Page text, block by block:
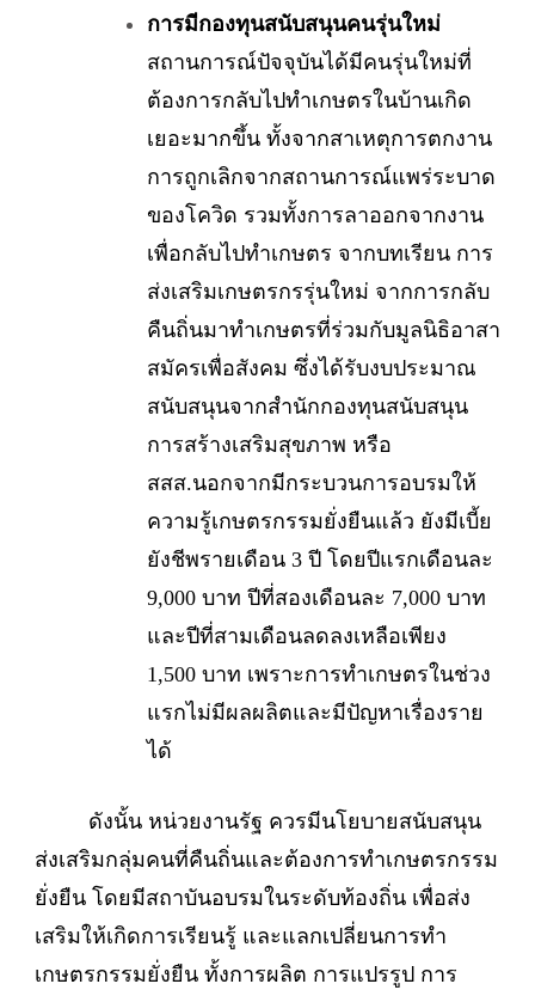
การมีกองทุนสนับสนุนคนรุ่นใหม่
สถานการณ์ปัจจุบันได้มีคนรุ่นใหม่ที่
ต้องการกลับไปทำเกษตรในบ้านเกิด
เยอะมากขึ้น ทั้งจากสาเหตุการตกงาน
การถูกเลิกจากสถานการณ์แพร่ระบาด
ของโควิด รวมทั้งการลาออกจากงาน
เพื่อกลับไปทำเกษตร จากบทเรียน การ
ส่งเสริมเกษตรกรรุ่นใหม่ จากการกลับ
คืนถิ่นมาทำเกษตรที่ร่วมกับมูลนิธิอาสา
สมัครเพื่อสังคม ซึ่งได้รับงบประมาณ
สนับสนุนจากสำนักกองทุนสนับสนุน
การสร้างเสริมสุขภาพ หรือ
สสส.นอกจากมีกระบวนการอบรมให้
ความรู้เกษตรกรรมยั่งยืนแล้ว ยังมีเบี้ย
ยังชีพรายเดือน 3 ปี โดยปีแรกเดือนละ
9,000 บาท ปีที่สองเดือนละ 7,000 บาท
และปีที่สามเดือนลดลงเหลือเพียง
1,500 บาท เพราะการทำเกษตรในช่วง
แรกไม่มีผลผลิตและมีปัญหาเรื่องราย
ได้
ดังนั้น หน่วยงานรัฐ ควรมีนโยบายสนับสนุน
ส่งเสริมกลุ่มคนที่คืนถิ่นและต้องการทำเกษตรกรรม
ยั่งยืน โดยมีสถาบันอบรมในระดับท้องถิ่น เพื่อส่ง
เสริมให้เกิดการเรียนรู้ และแลกเปลี่ยนการทำ
เกษตรกรรมยั่งยืน ทั้งการผลิต การแปรรูป การ